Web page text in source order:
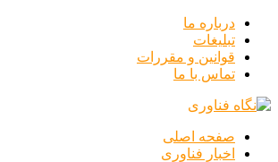
درباره ما
تبلیغات
قوانین و مقررات
تماس با ما
صفحه اصلی
اخبار فناوری